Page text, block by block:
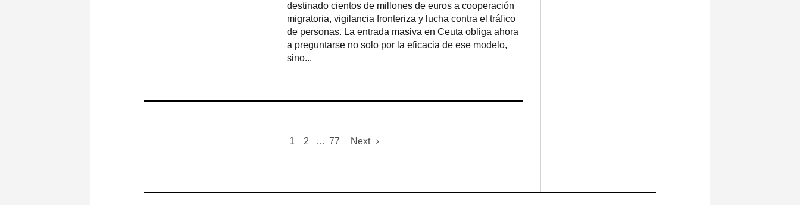
destinado cientos de millones de euros a cooperación
migratoria, vigilancia fronteriza y lucha contra el tráfico
de personas. La entrada masiva en Ceuta obliga ahora
a preguntarse no solo por la eficacia de ese modelo,
sino...
1 2 … 77 Next